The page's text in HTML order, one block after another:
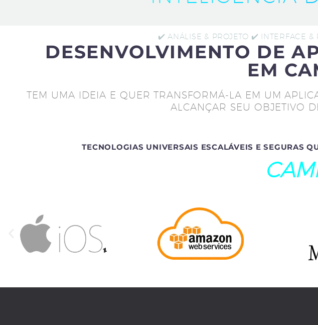
✔️ ANÁLISE & PROJETO ✔️ INTERFACE
DESENVOLVIMENTO DE
EM
TEM UMA IDEIA E QUER TRANSFORMÁ-LA EM UM
ALCANÇAR SEU OBJETIVO
TECNOLOGIAS UNIVERSAIS ESCALÁVEIS E SEGURAS